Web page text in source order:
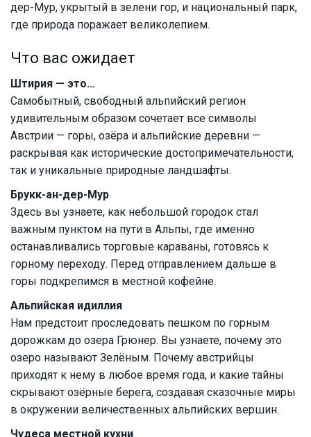
дер-Мур, укрытый в зелени гор, и национальный парк,
где природа поражает великолепием.
Что вас ожидает
Штирия — это…
Самобытный, свободный альпийский регион
удивительным образом сочетает все символы
Австрии — горы, озёра и альпийские деревни —
раскрывая как исторические достопримечательности,
так и уникальные природные ландшафты.
Брукк-ан-дер-Мур
Здесь вы узнаете, как небольшой городок стал
важным пунктом на пути в Альпы, где именно
останавливались торговые караваны, готовясь к
горному переходу. Перед отправлением дальше в
горы подкрепимся в местной кофейне.
Альпийская идиллия
Нам предстоит проследовать пешком по горным
дорожкам до озера Грюнер. Вы узнаете, почему это
озеро называют Зелёным. Почему австрийцы
приходят к нему в любое время года, и какие тайны
скрывают озёрные берега, создавая сказочные миры
в окружении величественных альпийских вершин.
Чудеса местной кухни